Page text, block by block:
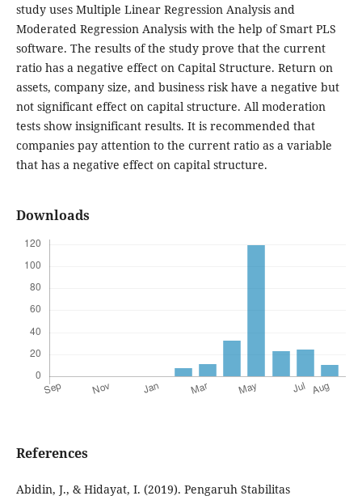
study uses Multiple Linear Regression Analysis and
Moderated Regression Analysis with the help of Smart PLS
software. The results of the study prove that the current
ratio has a negative effect on Capital Structure. Return on
assets, company size, and business risk have a negative but
not significant effect on capital structure. All moderation
tests show insignificant results. It is recommended that
companies pay attention to the current ratio as a variable
that has a negative effect on capital structure.
Downloads
References
Abidin, J., & Hidayat, I. (2019). Pengaruh Stabilitas